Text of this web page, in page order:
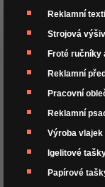
Reklamní textil
Strojová
Froté ručníky
Reklamní
Pracovní
Reklamní
Výroba vlajek
Igelitové
Papírové